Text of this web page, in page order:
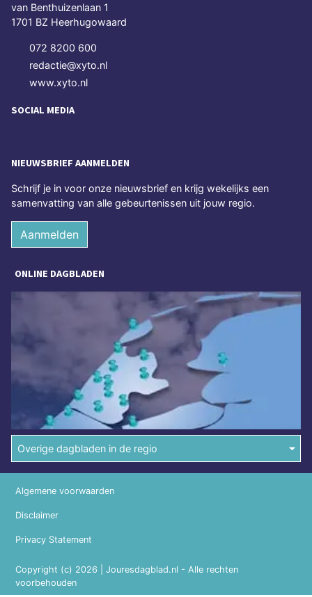
van Benthuizenlaan 1
1701 BZ Heerhugowaard
072 8200 600
redactie@xyto.nl
www.xyto.nl
SOCIAL MEDIA
NIEUWSBRIEF AANMELDEN
Schrijf je in voor onze nieuwsbrief en krijg wekelijks een
samenvatting van alle gebeurtenissen uit jouw regio.
Aanmelden
ONLINE DAGBLADEN
Overige dagbladen in de regio
Copyright (c) 2026 | Jouresdagblad.nl - Alle rechten
voorbehouden
Algemene voorwaarden
Disclaimer
Privacy Statement